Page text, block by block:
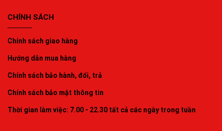
CHÍNH SÁCH
Chính sách giao hàng
Hướng dẫn mua hàng
Chính sách bảo hành, đổi, trả
Chính sách bảo mật thông tin
Thời gian làm việc: 7.00 - 22.30 tất cả các ngày trong tuần